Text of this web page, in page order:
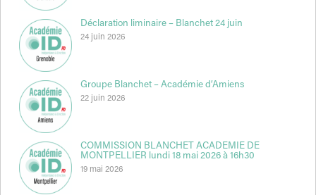
Déclaration liminaire – Blanchet 24 juin
24 juin 2026
Groupe Blanchet – Académie d’Amiens
22 juin 2026
COMMISSION BLANCHET ACADEMIE DE
MONTPELLIER lundi 18 mai 2026 à 16h30
19 mai 2026